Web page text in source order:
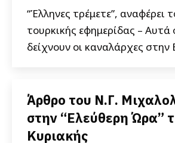
“Έλληνες τρέμετε”, αναφέρει
τουρκικής εφημερίδας –
δείχνουν οι καναλάρχες
Άρθρο του Ν.Γ.
στην “Ελεύθερη Ώρα”
Κυριακής